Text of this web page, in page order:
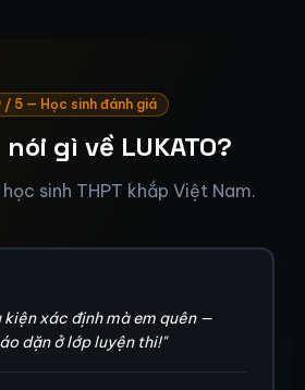
/ 5 — Học sinh đánh giá
gì về LUKATO?
sinh THPT khắp Việt Nam.
xác định mà em quên —
dặn ở lớp luyện thi!"